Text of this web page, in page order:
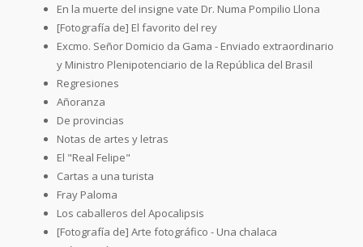
En la muerte del insigne vate Dr. Numa Pompilio Llona
[Fotografía de] El favorito del rey
Excmo. Señor Domicio da Gama - Enviado extraordinario
y Ministro Plenipotenciario de la República del Brasil
Regresiones
Añoranza
De provincias
Notas de artes y letras
El "Real Felipe"
Cartas a una turista
Fray Paloma
Los caballeros del Apocalipsis
[Fotografía de] Arte fotográfico - Una chalaca